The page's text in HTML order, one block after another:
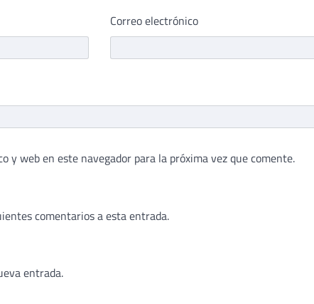
Correo electrónico
y web en este navegador para la próxima vez que comente.
comentarios a esta entrada.
entrada.